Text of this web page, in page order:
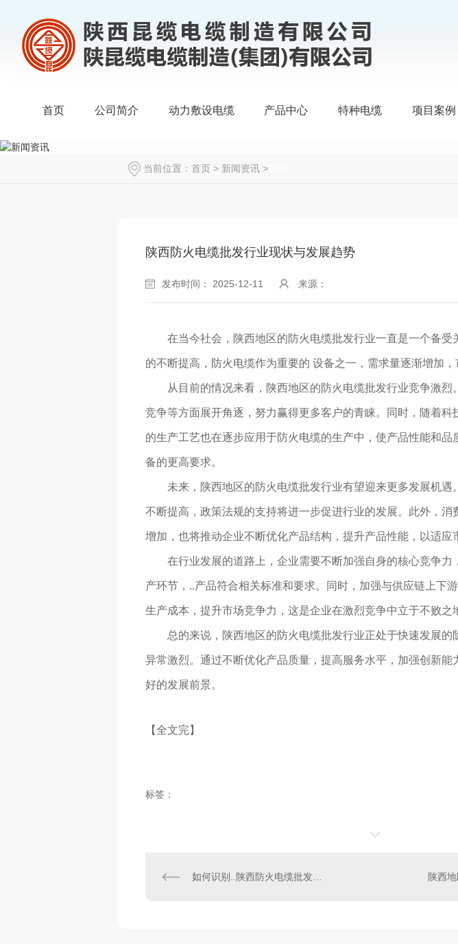
首页 公司简介 动力敷设电缆 产品中心 特种电缆 项目案例
当前位置： 首页 > 新闻资讯 >
陕西防火电缆批发行业现状与发展趋势
发布时间： 2025-12-11 来源：
在当今社会，陕西地区的防火电缆批发行业一直是一个备受
的不断提高，防火电缆作为重要的 设备之一，需求量逐渐增加，
从目前的情况来看，陕西地区的防火电缆批发行业竞争激烈
竞争等方面展开角逐，努力赢得更多客户的青睐。同时，随着科
的生产工艺也在逐步应用于防火电缆的生产中，使产品性能和品
备的更高要求。
未来，陕西地区的防火电缆批发行业有望迎来更多发展机遇
不断提高，政策法规的支持将进一步促进行业的发展。此外，消
增加，也将推动企业不断优化产品结构，提升产品性能，以适应
在行业发展的道路上，企业需要不断加强自身的核心竞争力
产环节，..产品符合相关标准和要求。同时，加强与供应链上下
生产成本，提升市场竞争力，这是企业在激烈竞争中立于不败之
总的来说，陕西地区的防火电缆批发行业正处于快速发展的
异常激烈。通过不断优化产品质量，提高服务水平，加强创新能
好的发展前景。
【全文完】
标签：
如何识别..陕西防火电缆批发产品 陕西